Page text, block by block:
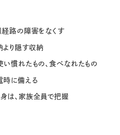
経路の障害をなくす
より隠す収納
い慣れたもの、食べなれたもの
時に備える
は、家族全員で把握